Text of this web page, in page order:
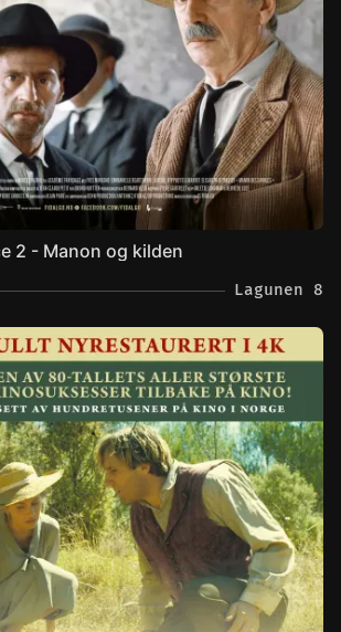
2 - Manon og kilden
Lagunen 8